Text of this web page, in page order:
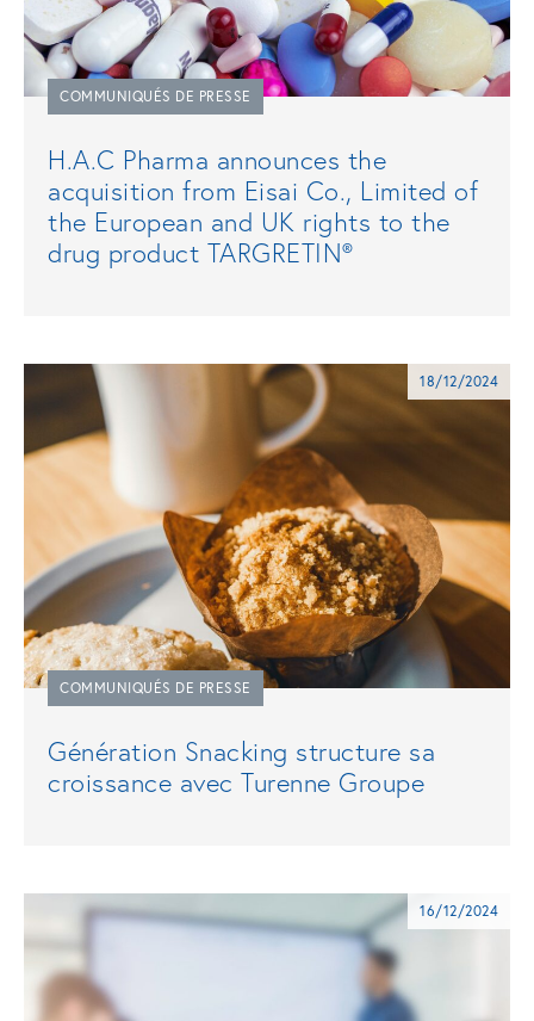
COMMUNIQUÉS DE PRESSE
H.A.C Pharma announces the
acquisition from Eisai Co., Limited of
the European and UK rights to the
drug product TARGRETIN®
18/12/2024
COMMUNIQUÉS DE PRESSE
Génération Snacking structure sa
croissance avec Turenne Groupe
16/12/2024